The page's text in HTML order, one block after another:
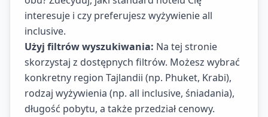
interesuje i czy preferujesz wyżywienie all
inclusive.
Użyj filtrów wyszukiwania: Na tej stronie
skorzystaj z dostępnych filtrów. Możesz wybrać
konkretny region Tajlandii (np. Phuket, Krabi),
rodzaj wyżywienia (np. all inclusive, śniadania),
długość pobytu, a także przedział cenowy.